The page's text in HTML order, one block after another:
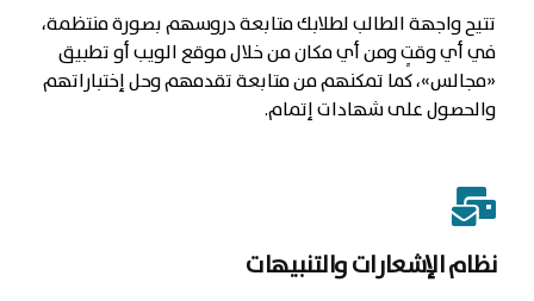
تتيح واجهة الطالب لطلابك متابعة دروسهم بصورة منتظمة،
في أي وقتٍ ومن أي مكان من خلال موقع الويب أو تطبيق
«مجالس»، كما تمكنهم من متابعة تقدمهم وحل إختباراتهم
والحصول على شهادات إتمام.
نظام الإشعارات والتنبيهات